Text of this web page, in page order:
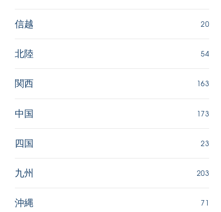
信越 20
北陸 54
関西 163
中国 173
四国 23
九州 203
沖縄 71